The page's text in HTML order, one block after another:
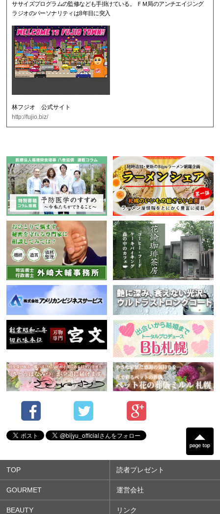
ササイズプログラムの監修なども手掛けている。 ＦＭ局のアンチエイジング
ラジオのパーソナリティは8年目に突入
林フジオ 公式サイト
http://fujio.biz/
TOP 読者プレゼント
GOURMET 運営会社
BEAUTY リンク